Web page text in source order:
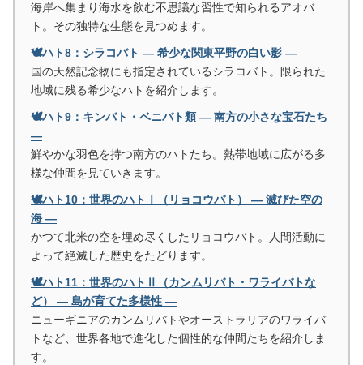
海岸へ集まり海水を飲む不思議な習性で知られるアオバ
ト。その独特な生態を見つめます。
🕊️ハト8：シラコバト ― 希少な関東平野の白い影 ―
国の天然記念物にも指定されているシラコバト。限られた
地域に残る希少なハトを紹介します。
🕊️ハト9：キンバト・ベニバト類 ― 南方の小さな宝石たち
―
鮮やかな羽色を持つ南方のハトたち。熱帯地域に広がる多
様な仲間を見ていきます。
🕊️ハト10：世界のハトⅠ（リョコウバト） ― 滅びた空の
海 ―
かつて北米の空を埋め尽くしたリョコウバト。人間活動に
よって絶滅した歴史をたどります。
🕊️ハト11：世界のハトⅡ（カンムリバト・ワライバトな
ど） ― 島が育てた多様性 ―
ニューギニアのカンムリバトやオーストラリアのワライバ
トなど、世界各地で進化した個性的な仲間たちを紹介しま
す。